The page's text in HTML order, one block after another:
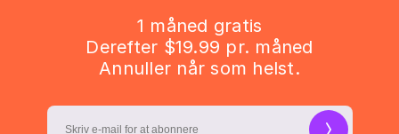
1 måned gratis
Derefter $19.99 pr. måned
Annuller når som helst.